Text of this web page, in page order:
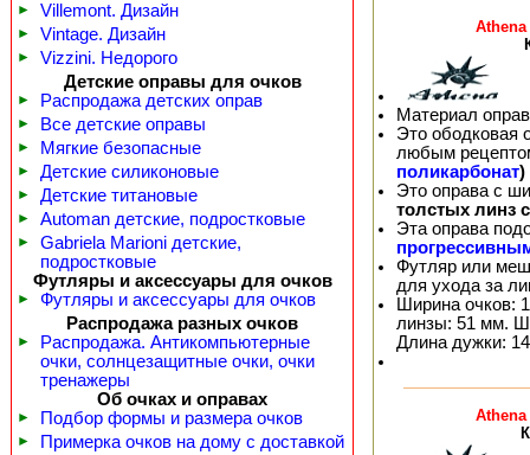
► Villemont. Дизайн
► Vintage. Дизайн
►
Vizzini. Недорого
Детские оправы для очков
► Распродажа детских оправ
► Все детские оправы
► Мягкие безопасные
► Детские силиконовые
► Детские титановые
► Automan детские, подростковые
►
Gabriela Marioni детские,
подростковые
Футляры и аксессуары для очков
►
Футляры и аксессуары для очков
Распродажа разных очков
►
Распродажа. Антикомпьютерные
очки, солнцезащитные очки, очки
тренажеры
Об очках и оправах
► Подбор формы и размера очков
► Примерка очков на дому с доставкой
Материал
Это ободковая
любым
поликарбонат)
Это оправа с
толстых линз
Эта оправа
Футляр или
для ухода за
Ширина очков:
линзы: 51 мм.
Длина дужки: